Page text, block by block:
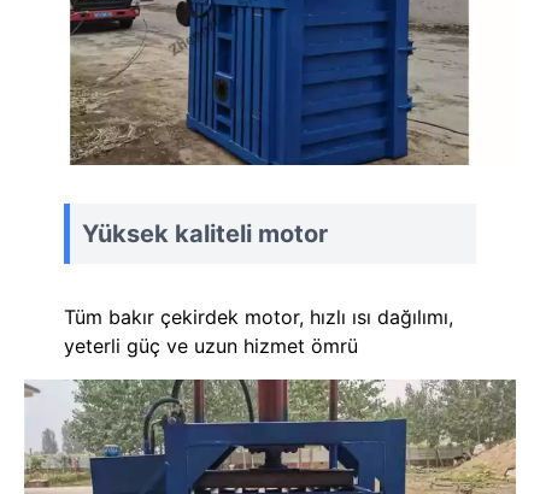
Yüksek kaliteli motor
Tüm bakır çekirdek motor, hızlı ısı dağılımı,
yeterli güç ve uzun hizmet ömrü